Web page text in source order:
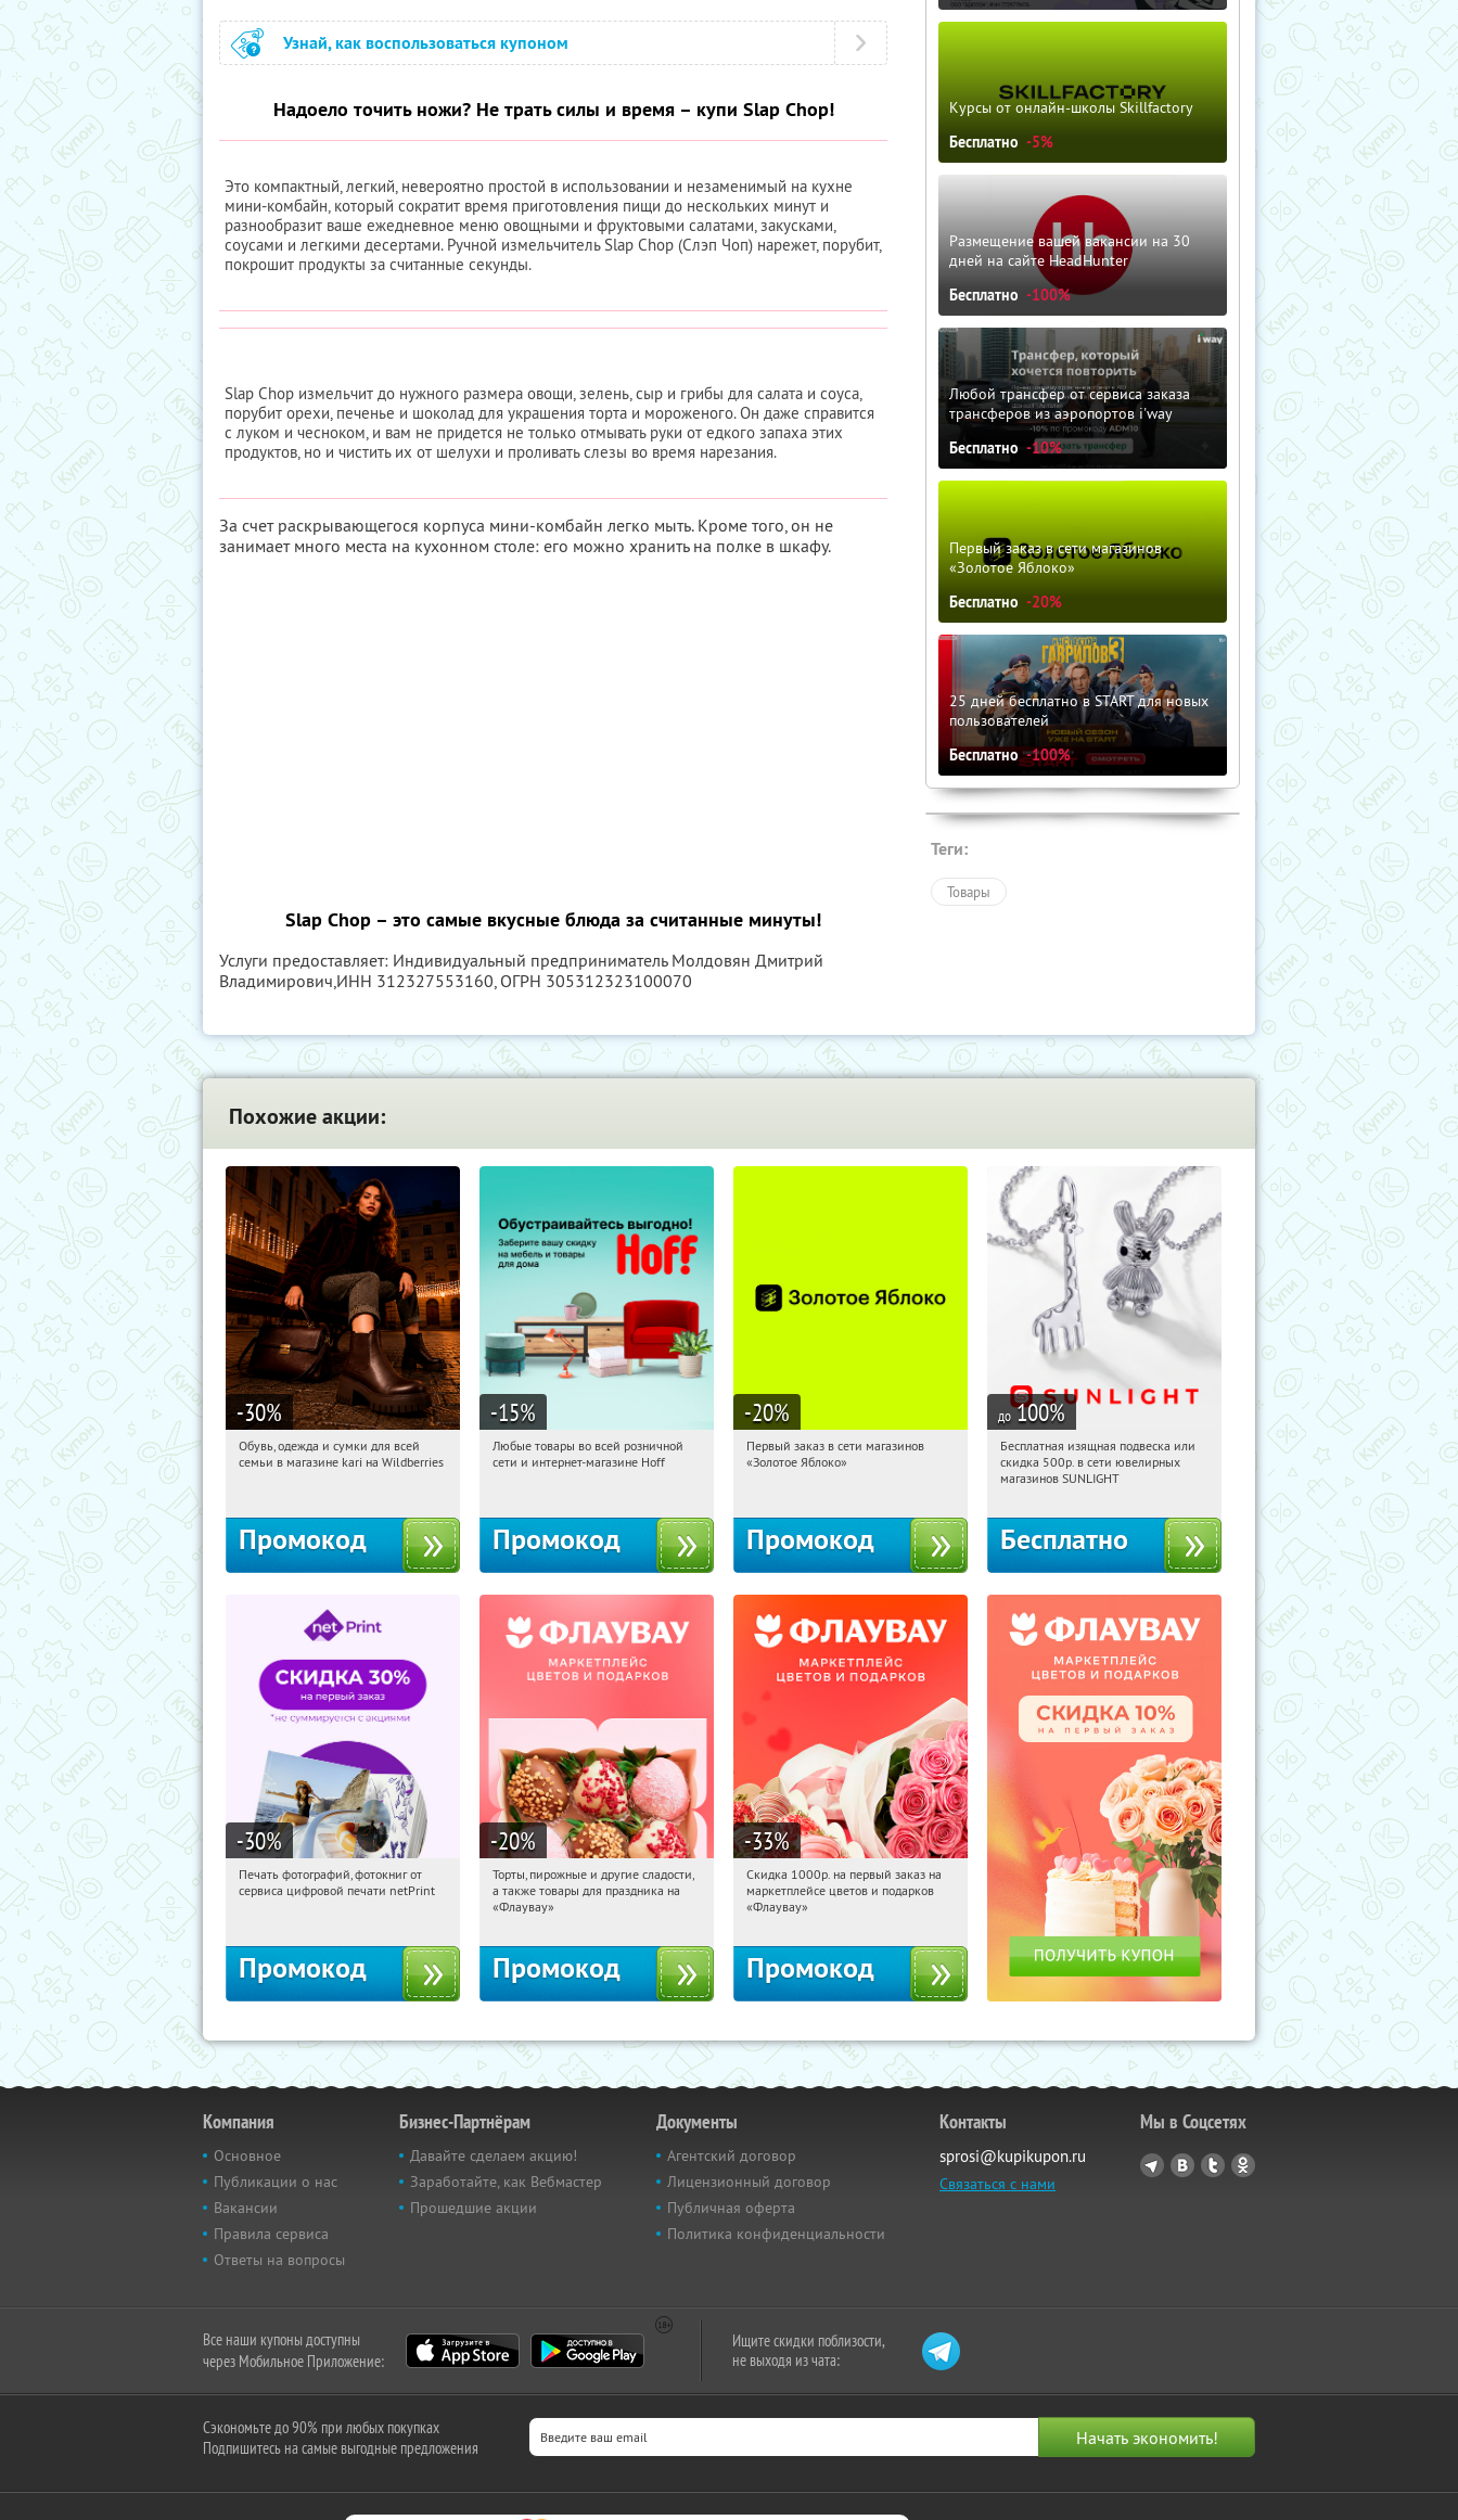
Узнай, как воспользоваться купоном
Надоело точить ножи? Не трать силы и время – купи Slap Chop!
Это компактный, легкий, невероятно простой в использовании и незаменимый на кухне
мини-комбайн, который сократит время приготовления пищи до нескольких минут и
разнообразит ваше ежедневное меню овощными и фруктовыми салатами, закусками,
соусами и легкими десертами. Ручной измельчитель Slap Chop (Слэп Чоп) нарежет, порубит,
покрошит продукты за считанные секунды.
Slap Chop измельчит до нужного размера овощи, зелень, сыр и грибы для салата и соуса,
порубит орехи, печенье и шоколад для украшения торта и мороженого. Он даже справится
с луком и чесноком, и вам не придется не только отмывать руки от едкого запаха этих
продуктов, но и чистить их от шелухи и проливать слезы во время нарезания.
За счет раскрывающегося корпуса мини-комбайн легко мыть. Кроме того, он не
занимает много места на кухонном столе: его можно хранить на полке в шкафу.
Slap Chop – это самые вкусные блюда за считанные минуты!
Услуги предоставляет: Индивидуальный предприниматель Молдовян Дмитрий
Владимирович,ИНН 312327553160, ОГРН 305312323100070
Курсы от онлайн-школы Skillfactory
Бесплатно -5%
Размещение вашей вакансии на 30
дней на сайте HeadHunter
Бесплатно -100%
Любой трансфер от сервиса заказа
трансферов из аэропортов i'way
Бесплатно -10%
Первый заказ в сети магазинов
«Золотое Яблоко»
Бесплатно -20%
25 дней бесплатно в START для новых
пользователей
Бесплатно -100%
Теги:
Товары
Похожие акции:
-30%
12:09:03 Получили:
Обувь, одежда и сумки для всей
семьи в магазине kari на Wildberries
Промокод
-15%
12:09:03 Получили:
Любые товары во всей розничной
сети и интернет-магазине Hoff
Промокод
-20%
12:09:03
Получи первым!
Первый заказ в сети магазинов
«Золотое Яблоко»
Промокод
до 100%
12:09:03 Получили:
Россия
Бесплатная изящная подвеска или
скидка 500р. в сети ювелирных
магазинов SUNLIGHT
Бесплатно
-30%
12:09:03 Получили:
Печать фотографий, фотокниг от
сервиса цифровой печати netPrint
Промокод
-20%
12:09:03 Получили:
Россия
Торты, пирожные и другие сладости,
а также товары для праздника на
«Флаувау»
Промокод
-33%
12:09:03 Получили:
Россия
Скидка 1000р. на первый заказ на
маркетплейсе цветов и подарков
«Флаувау»
Промокод
Компания
Основное
Публикации о нас
Вакансии
Правила сервиса
Ответы на вопросы
Бизнес-Партнёрам
Давайте сделаем акцию!
Заработайте, как Вебмастер
Прошедшие акции
Документы
Агентский договор
Лицензионный договор
Публичная оферта
Политика конфиденциальности
Контакты
sprosi@kupikupon.ru
Связаться с нами
Мы в Соцсетях
Все наши купоны доступны
через Мобильное Приложение:
Ищите скидки поблизости,
не выходя из чата:
Сэкономьте до 90% при любых покупках
Подпишитесь на самые выгодные предложения